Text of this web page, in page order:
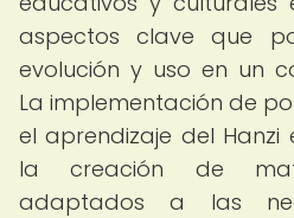
aspectos clave que
evolución y uso en un
La implementación de
el aprendizaje del Hanzi
la creación de
adaptados a las